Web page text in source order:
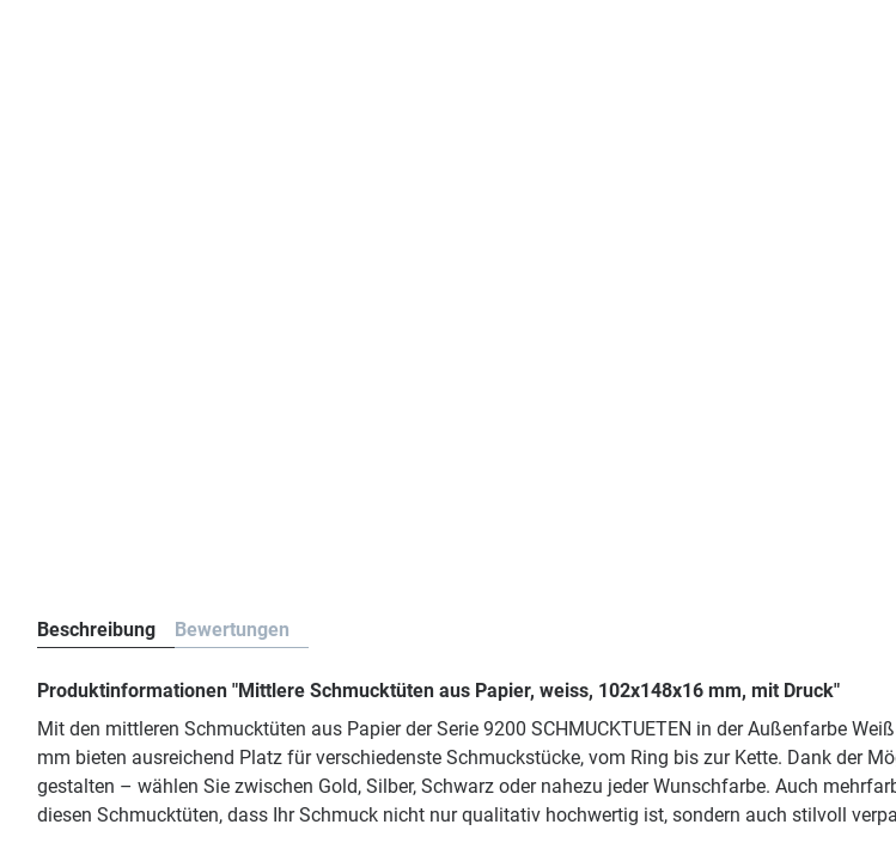
Beschreibung Bewertungen
Produktinformationen "Mittlere Schmucktüten aus Papier, weiss, 102x148x16 mm, mit Druck"
Mit den mittleren Schmucktüten aus Papier der Serie 9200 SCHMUCKTUETEN in der Außenfarbe
mm bieten ausreichend Platz für verschiedenste Schmuckstücke, vom Ring bis zur Kette. Dank der
gestalten – wählen Sie zwischen Gold, Silber, Schwarz oder nahezu jeder Wunschfarbe. Auch
diesen Schmucktüten, dass Ihr Schmuck nicht nur qualitativ hochwertig ist, sondern auch stilvoll